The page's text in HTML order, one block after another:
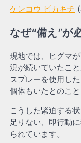
ケンコウ ピカキチ
なぜ“備え”が
現地では、ヒグマ
況が続いていたこ
スプレーを使用し
個体もいたとのこと
こうした緊迫する
足りない、即行動
られています。